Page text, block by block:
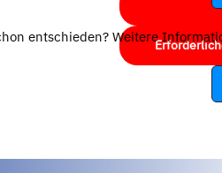
entschieden? Weitere